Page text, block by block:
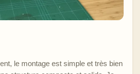
le montage est simple et très bien